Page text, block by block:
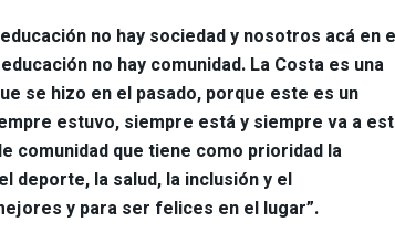
no hay sociedad y nosotros acá en
no hay comunidad. La Costa es una
se hizo en el pasado, porque este es un
estuvo, siempre está y siempre va a
comunidad que tiene como prioridad la
deporte, la salud, la inclusión y el
y para ser felices en el lugar”.